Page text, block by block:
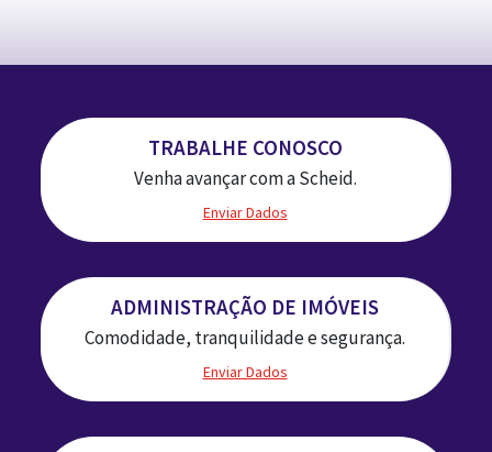
TRABALHE CONOSCO
Venha avançar com a Scheid.
Enviar Dados
ADMINISTRAÇÃO DE IMÓVEIS
Comodidade, tranquilidade e segurança.
Enviar Dados